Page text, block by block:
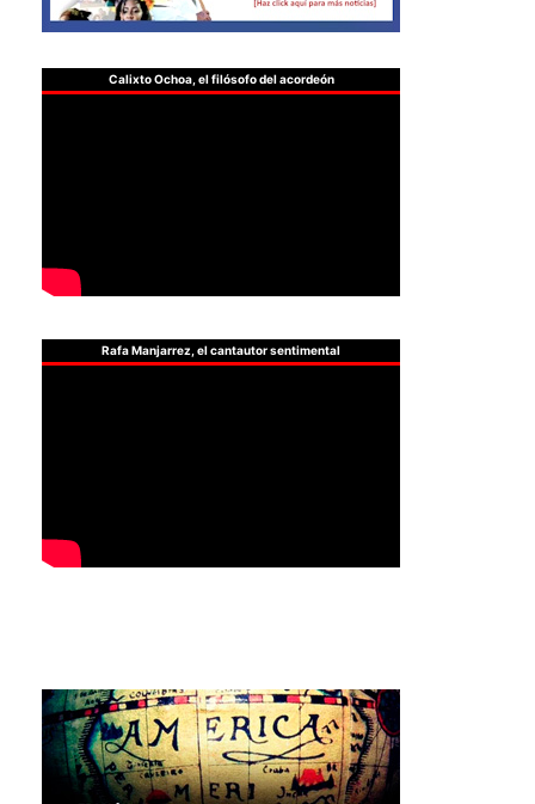
Calixto Ochoa, el filósofo del acordeón
Rafa Manjarrez, el cantautor sentimental